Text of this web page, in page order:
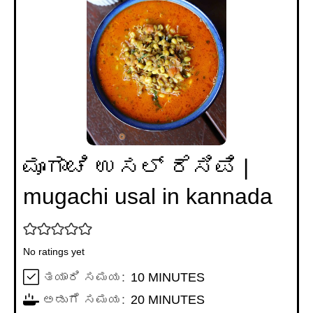
ಮೂಗಾಚಿ ಉಸಲ್ ರೆಸಿಪಿ |
mugachi usal in kannada
No ratings yet
ತಯಾರಿ ಸಮಯ: 10MINUTES
MINUTES
ಅಡುಗೆ ಸಮಯ: 20MINUTES
MINUTES